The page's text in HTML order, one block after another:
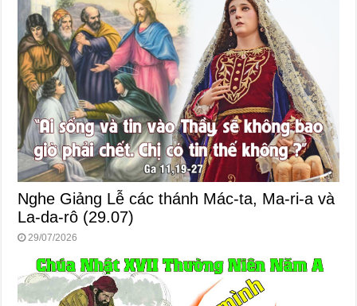
Nghe Giảng Lễ các thánh Mác-ta, Ma-ri-a và
La-da-rô (29.07)
29/07/2026